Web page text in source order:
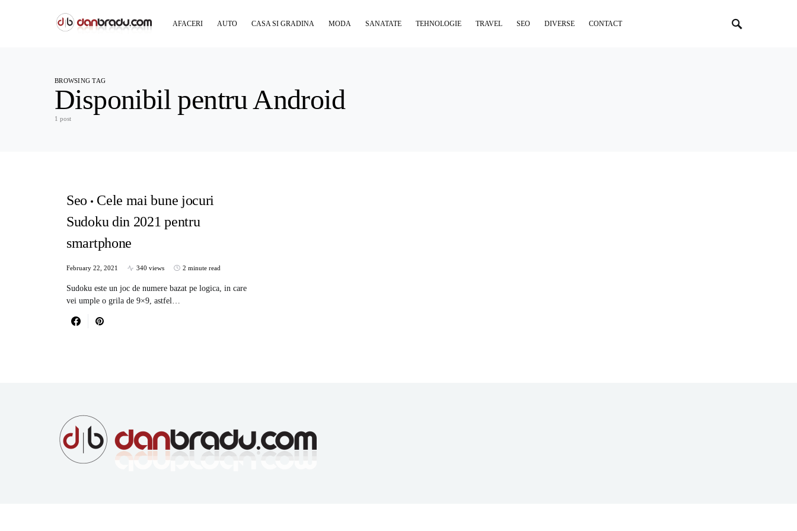
AFACERI AUTO CASA SI GRADINA MODA SANATATE TEHNOLOGIE TRAVEL SEO DIVERSE CONTACT
BROWSING TAG
Disponibil pentru Android
1 post
Seo
Cele mai bune jocuri
Sudoku din 2021 pentru
smartphone
February 22, 2021 340 views 2 minute read
Sudoku este un joc de numere bazat pe logica, in care
vei umple o grila de 9×9, astfel…